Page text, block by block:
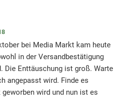
bei Media Markt kam heute
in der Versandbestätigung
Die Enttäuschung ist groß. Warte
angepasst wird. Finde es
wird und nun ist es